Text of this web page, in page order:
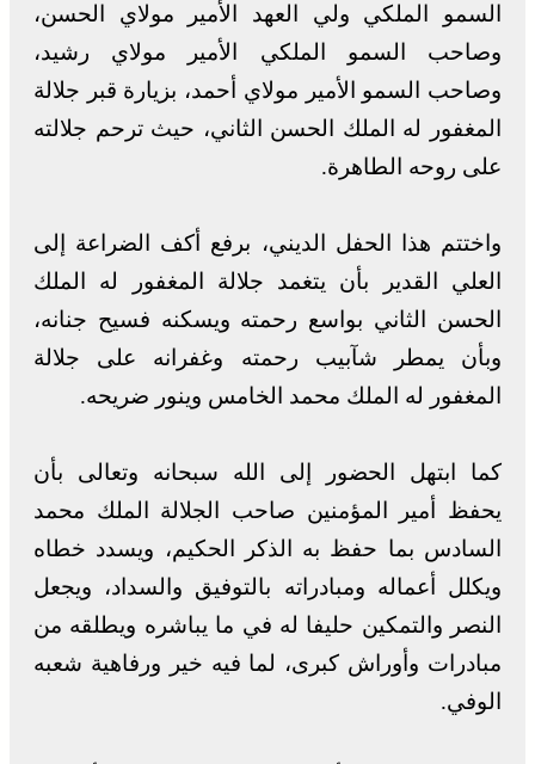
السمو الملكي ولي العهد الأمير مولاي الحسن،
وصاحب السمو الملكي الأمير مولاي رشيد،
وصاحب السمو الأمير مولاي أحمد، بزيارة قبر جلالة
المغفور له الملك الحسن الثاني، حيث ترحم جلالته
على روحه الطاهرة.
واختتم هذا الحفل الديني، برفع أكف الضراعة إلى
العلي القدير بأن يتغمد جلالة المغفور له الملك
الحسن الثاني بواسع رحمته ويسكنه فسيح جنانه،
وبأن يمطر شآبيب رحمته وغفرانه على جلالة
المغفور له الملك محمد الخامس وينور ضريحه.
كما ابتهل الحضور إلى الله سبحانه وتعالى بأن
يحفظ أمير المؤمنين صاحب الجلالة الملك محمد
السادس بما حفظ به الذكر الحكيم، ويسدد خطاه
ويكلل أعماله ومبادراته بالتوفيق والسداد، ويجعل
النصر والتمكين حليفا له في ما يباشره ويطلقه من
مبادرات وأوراش كبرى، لما فيه خير ورفاهية شعبه
الوفي.